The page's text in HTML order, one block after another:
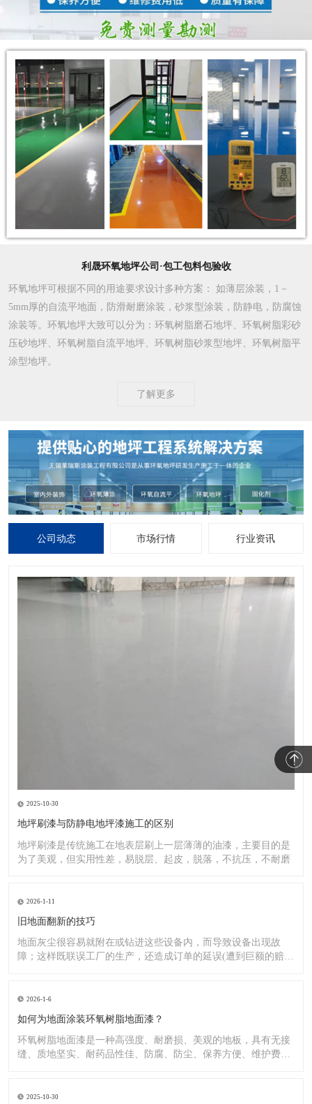
利晟环氧地坪公司·包工包料包验收
环氧地坪可根据不同的用途要求设计多种方案 ： 如薄层涂装，1－
5mm厚的自流平地面，防滑耐磨涂装，砂浆型涂装，防静电，防腐蚀
涂装等。环氧地坪大致可以分为：环氧树脂磨石地坪、环氧树脂彩砂
压砂地坪、环氧树脂自流平地坪、环氧树脂砂浆型地坪、环氧树脂平
涂型地坪。
了解更多
公司动态 市场行情 行业资讯
2025-10-30
地坪刷漆与防静电地坪漆施工的区别
地坪刷漆是传统施工在地表层刷上一层薄薄的油漆，主要目的是
为了美观，但实用性差，易脱层、起皮，脱落，不抗压，不耐磨
2026-1-11
旧地面翻新的技巧
地面灰尘很容易就附在或钻进这些设备内，而导致设备出现故
障；这样既联误工厂的生产，还造成订单的延误(遭到巨额的赔
2026-1-6
如何为地面涂装环氧树脂地面漆？
环氧树脂地面漆是一种高强度、耐磨损、美观的地板，具有无接
缝、质地坚实、耐药品性佳、防腐、防尘、保养方便、维护费用
2025-10-30